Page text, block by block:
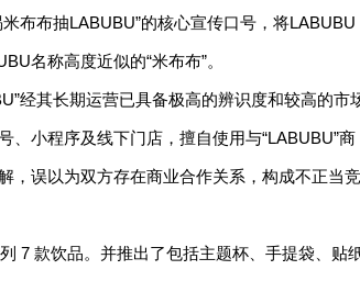
布布抽LABUBU”的核心宣传口号，将LABUBU
名称高度近似的“米布布”。
经其长期运营已具备极高的辨识度和较高的市
小程序及线下门店，擅自使用与“LABUBU”商
，误以为双方存在商业合作关系，构成不正当竞
7 款饮品。并推出了包括主题杯、手提袋、贴